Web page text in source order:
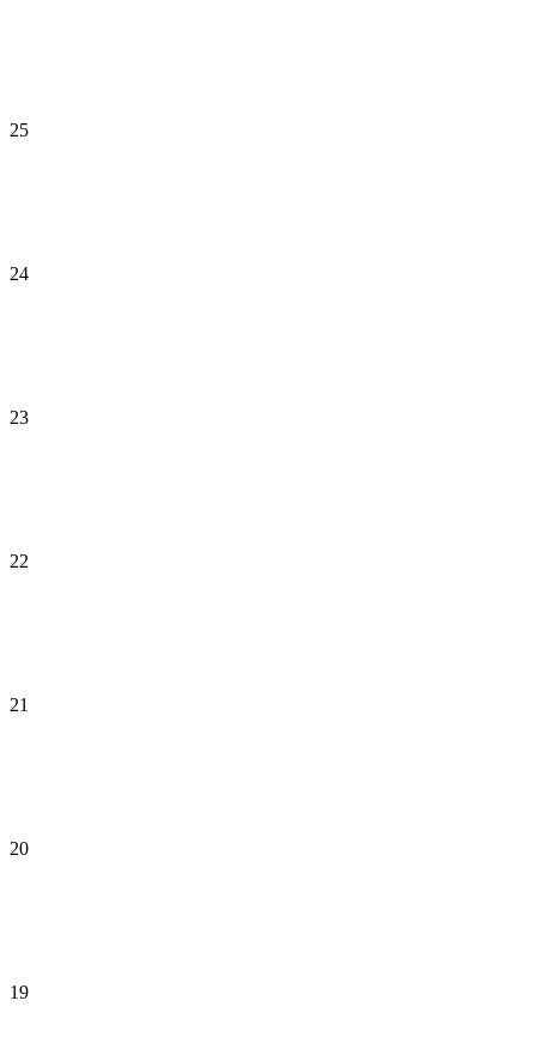
25
24
23
22
21
20
19